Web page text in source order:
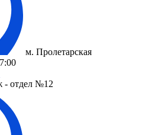
м. Пролетарская
- отдел №12